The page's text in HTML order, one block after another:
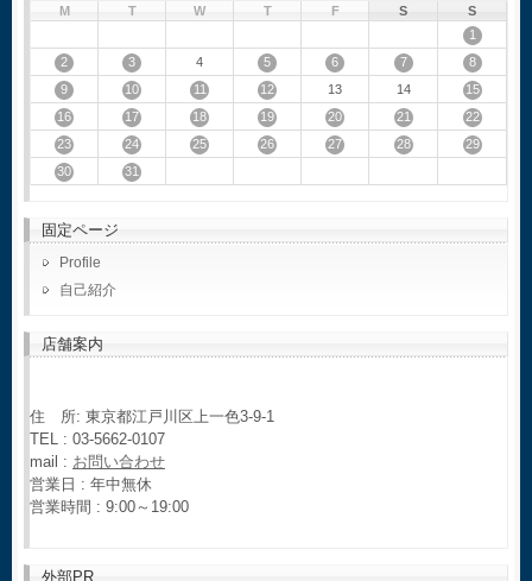
M
T W T F S
S
1
2
3 4 5 6 7
8
9
10 11 12 13 14
15
16
17 18 19 20 21
22
23
24 25 26 27 28
29
30
31
固定ページ
Profile
自己紹介
店舗案内
住 所: 東京都江戸川区上一色3-9-1
TEL : 03-5662-0107
mail : お問い合わせ
営業日 : 年中無休
営業時間 : 9:00～19:00
外部PR